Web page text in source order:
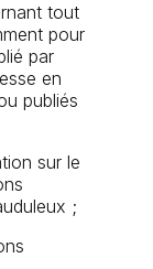
tout
pour
par
en
publiés
sur le
;